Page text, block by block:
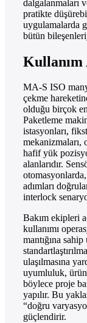
dalgalanmaları
pratikte
uygulamalarda
bütün
Kullanım
MA-S ISO
çekme
olduğu birçok
Paketleme
istasyonları,
mekanizmaları,
hafif yük
alanlarıdır.
adımları
interlock
Bakım ekipleri
kullanımı
mantığına
ulaşılmasına
uyumluluk,
böylece proje
yapılır. Bu
“doğru
güçlendirir.